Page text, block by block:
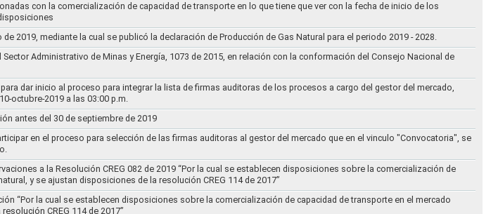
con la comercialización de capacidad de transporte en lo que tiene que ver con la fecha de inicio de los
2019, mediante la cual se publicó la declaración de Producción de Gas Natural para el periodo 2019 - 2028.
Administrativo de Minas y Energía, 1073 de 2015, en relación con la conformación del Consejo Nacional de
dar inicio al proceso para integrar la lista de firmas auditoras de los procesos a cargo del gestor del mercado,
octubre-2019 a las 03:00 p.m.
antes del 30 de septiembre de 2019
en el proceso para selección de las firmas auditoras al gestor del mercado que en el vinculo "Convocatoria", se
a la Resolución CREG 082 de 2019 “Por la cual se establecen disposiciones sobre la comercialización de
y se ajustan disposiciones de la resolución CREG 114 de 2017”
“Por la cual se establecen disposiciones sobre la comercialización de capacidad de transporte en el mercado
CREG 114 de 2017”